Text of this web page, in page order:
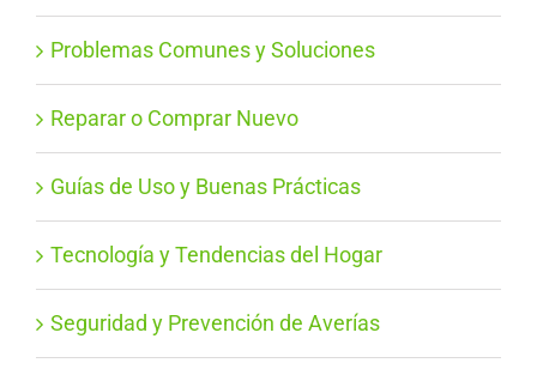
Problemas Comunes y Soluciones
Reparar o Comprar Nuevo
Guías de Uso y Buenas Prácticas
Tecnología y Tendencias del Hogar
Seguridad y Prevención de Averías